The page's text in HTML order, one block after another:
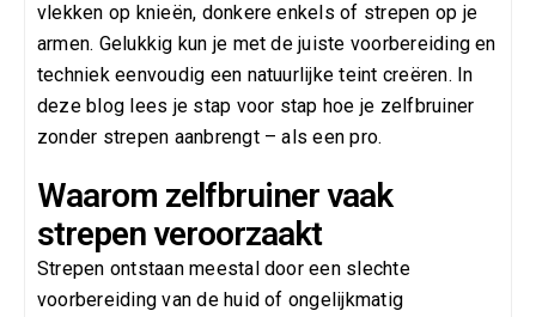
vlekken op knieën, donkere enkels of strepen op je
armen. Gelukkig kun je met de juiste voorbereiding en
techniek eenvoudig een natuurlijke teint creëren. In
deze blog lees je stap voor stap hoe je zelfbruiner
zonder strepen aanbrengt – als een pro.
Waarom zelfbruiner vaak
strepen veroorzaakt
Strepen ontstaan meestal door een slechte
voorbereiding van de huid of ongelijkmatig